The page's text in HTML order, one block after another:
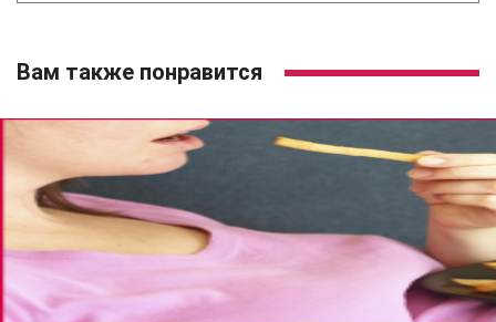
Вам также понравится